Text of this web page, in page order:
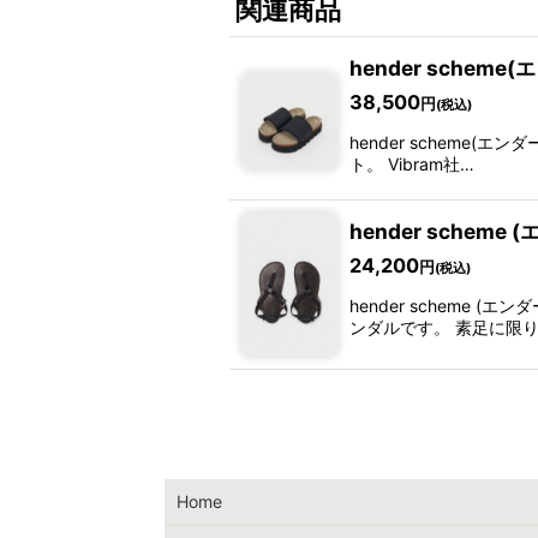
関連商品
hender scheme(
38,500円(税込)
hender scheme(エンダ
ト。 Vibram社…
hender scheme (
24,200円(税込)
hender scheme (エンダ
ンダルです。 素足に限
Home